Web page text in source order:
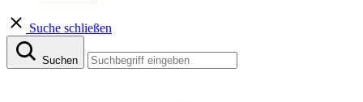
Suche schließen
Suchen